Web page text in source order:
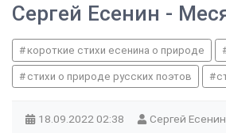
Сергей Есенин -
короткие стихи есенина о природе
стихи о природе русских поэтов
18.09.2022 02:38 Сергей Есенин